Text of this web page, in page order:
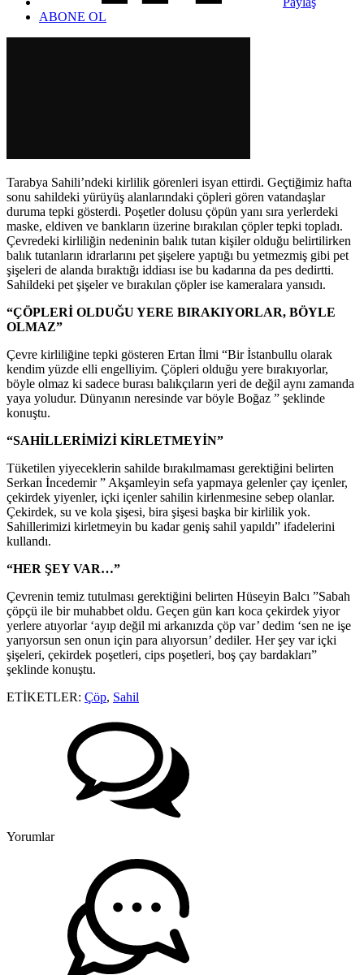
ABONE OL
Tarabya Sahili’ndeki kirlilik görenleri isyan ettirdi. Geçtiğimiz hafta
sonu sahildeki yürüyüş alanlarındaki çöpleri gören vatandaşlar
duruma tepki gösterdi. Poşetler dolusu çöpün yanı sıra yerlerdeki
maske, eldiven ve bankların üzerine bırakılan çöpler tepki topladı.
Çevredeki kirliliğin nedeninin balık tutan kişiler olduğu belirtilirken
balık tutanların idrarlarını pet şişelere yaptığı bu yetmezmiş gibi pet
şişeleri de alanda bıraktığı iddiası ise bu kadarına da pes dedirtti.
Sahildeki pet şişeler ve bırakılan çöpler ise kameralara yansıdı.
“ÇÖPLERİ OLDUĞU YERE BIRAKIYORLAR, BÖYLE
OLMAZ”
Çevre kirliliğine tepki gösteren Ertan İlmi “Bir İstanbullu olarak
kendim yüzde elli engelliyim. Çöpleri olduğu yere bırakıyorlar,
böyle olmaz ki sadece burası balıkçıların yeri de değil aynı zamanda
yaya yoludur. Dünyanın neresinde var böyle Boğaz ” şeklinde
konuştu.
“SAHİLLERİMİZİ KİRLETMEYİN”
Tüketilen yiyeceklerin sahilde bırakılmaması gerektiğini belirten
Serkan İncedemir ” Akşamleyin sefa yapmaya gelenler çay içenler,
çekirdek yiyenler, içki içenler sahilin kirlenmesine sebep olanlar.
Çekirdek, su ve kola şişesi, bira şişesi başka bir kirlilik yok.
Sahillerimizi kirletmeyin bu kadar geniş sahil yapıldı” ifadelerini
kullandı.
“HER ŞEY VAR…”
Çevrenin temiz tutulması gerektiğini belirten Hüseyin Balcı ”Sabah
çöpçü ile bir muhabbet oldu. Geçen gün karı koca çekirdek yiyor
yerlere atıyorlar ‘ayıp değil mi arkanızda çöp var’ dedim ‘sen ne işe
yarıyorsun sen onun için para alıyorsun’ dediler. Her şey var içki
şişeleri, çekirdek poşetleri, cips poşetleri, boş çay bardakları”
şeklinde konuştu.
ETİKETLER: Çöp, Sahil
Yorumlar